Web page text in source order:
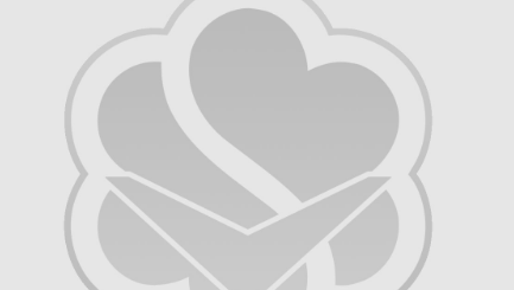
wê sê caran maç
bike û bibe ser
eniya xwe?
2772 Nîşandan
Ma tu mehzûra wê
heye mirov biçe Rî
û Xirqeyê Pîroz ê
Pêxemberê me
bibine?